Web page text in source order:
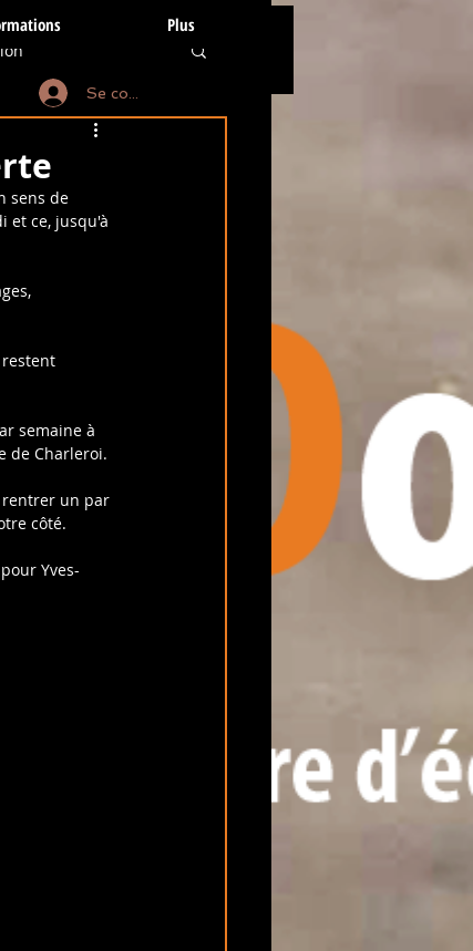
Plus
Se connecter
subtile
sens de
et ce, jusqu'à
restent
semaine à
de Charleroi.
rentrer un par
côté.
Yves-